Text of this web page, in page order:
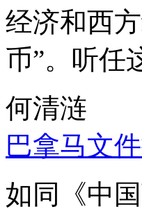
经济和西
币”。听任
何清涟
巴拿马文
如同《中